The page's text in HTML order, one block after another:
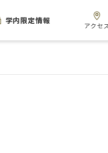
学内限定情報
アクセス